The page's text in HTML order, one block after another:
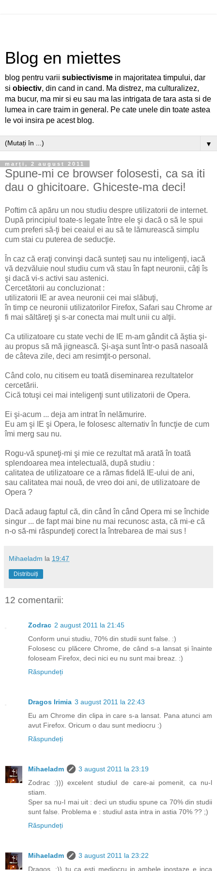
Blog en miettes
blog pentru varii subiectivisme in majoritatea timpului, dar
si obiectiv, din cand in cand. Ma distrez, ma culturalizez,
ma bucur, ma mir si eu sau ma las intrigata de tara asta si de
lumea in care traim in general. Pe cate unele din toate astea
le voi insira pe acest blog.
▼
marți, 2 august 2011
Spune-mi ce browser folosesti, ca sa iti
dau o ghicitoare. Ghiceste-ma deci!
Poftim că apăru un nou studiu despre utilizatorii de internet.
După principiul toate-s legate între ele şi dacă o să le spui
cum preferi să-ţi bei ceaiul ei au să te lămurească simplu
cum stai cu puterea de seducţie.
În caz că eraţi convinşi dacă sunteţi sau nu inteligenţi, iacă
vă dezvăluie noul studiu cum vă stau în fapt neuronii, câţi îs
şi dacă vi-s activi sau astenici.
Cercetătorii au concluzionat :
utilizatorii IE ar avea neuronii cei mai slăbuţi,
în timp ce neuronii utilizatorilor Firefox, Safari sau Chrome ar
fi mai săltăreţi şi s-ar conecta mai mult unii cu alţii.
Ca utilizatoare cu state vechi de IE m-am gândit că ăştia şi-
au propus să mă jignească. Şi-aşa sunt într-o pasă nasoală
de câteva zile, deci am resimţit-o personal.
Când colo, nu citisem eu toată diseminarea rezultatelor
cercetării.
Cică totuşi cei mai inteligenţi sunt utilizatorii de Opera.
Ei şi-acum ... deja am intrat în nelămurire.
Eu am şi IE şi Opera, le folosesc alternativ în funcţie de cum
îmi merg sau nu.
Rogu-vă spuneţi-mi şi mie ce rezultat mă arată în toată
splendoarea mea intelectuală, după studiu :
calitatea de utilizatoare ce a rămas fidelă IE-ului de ani,
sau calitatea mai nouă, de vreo doi ani, de utilizatoare de
Opera ?
Dacă adaug faptul că, din când în când Opera mi se închide
singur ... de fapt mai bine nu mai recunosc asta, că mi-e că
n-o să-mi răspundeţi corect la întrebarea de mai sus !
Mihaeladm la 19:47
Distribuiți
12 comentarii:
Zodrac 2 august 2011 la 21:45
Conform unui studiu, 70% din studii sunt false. :)
Folosesc cu plăcere Chrome, de când s-a lansat și înainte
foloseam Firefox, deci nici eu nu sunt mai breaz. :)
Răspundeți
Dragos Irimia 3 august 2011 la 22:43
Eu am Chrome din clipa in care s-a lansat. Pana atunci am
avut Firefox. Oricum o dau sunt mediocru :)
Răspundeți
Mihaeladm
3 august 2011 la 23:19
Zodrac :))) excelent studiul de care-ai pomenit, ca nu-l
stiam.
Sper sa nu-l mai uit : deci un studiu spune ca 70% din studii
sunt false. Problema e : studiul asta intra in astia 70% ?? ;)
Răspundeți
Mihaeladm
3 august 2011 la 23:22
Dragos, :)) tu ca esti mediocru in ambele ipostaze e inca